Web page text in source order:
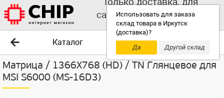
Использовать для заказа
склад товара в Иркутск
(доставка)?
Да
Другой склад
самовывоза выбирайте
другой склад!
Каталог
Матрица / 1366X768 (HD) / TN Глянцевое для
MSI S6000 (MS-16D3)